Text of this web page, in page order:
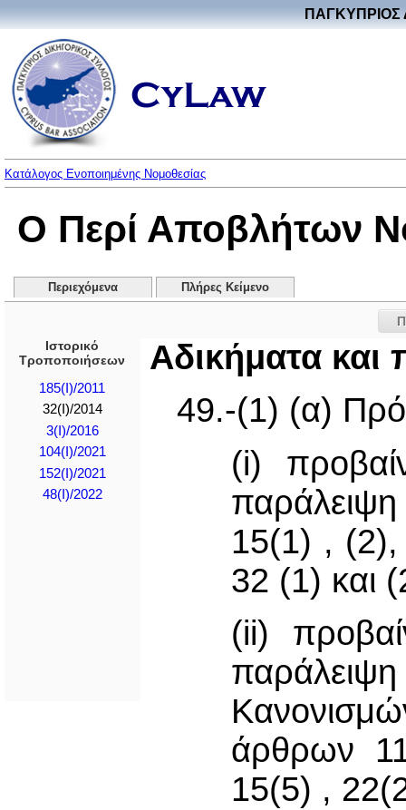
ΠΑΓΚΥΠΡΙΟΣ
Κατάλογος Ενοποιημένης Νομοθεσίας
Ο Περί Αποβλήτων
Περιεχόμενα Πλήρες Κείμενο
Ιστορικό
Τροποποιήσεων
185(I)/2011
32(Ι)/2014
3(I)/2016
104(I)/2021
152(I)/2021
48(I)/2022
Αδικήματα και
49.-(1) (α)
(i)
15(1) ,
32 (1) και
(ii)
άρθρων
15(5) ,